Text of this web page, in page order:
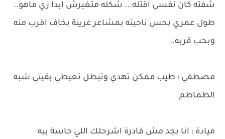
شفته كان نفسي اقتله... شكله متغيرش ابدا زي ماهو..
طول عمري بحس ناحيته بمشاعر غريبة بخاف اقرب منه
وبحب قربه..
مصطفي : طيب ممكن تهدي وتبطل تعيطي بقيتي شبه
الطماطم
ميادة : انا بجد مش قادرة اشرحلك اللي حاسة بيه